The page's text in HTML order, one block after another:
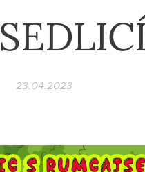
23.04.2023